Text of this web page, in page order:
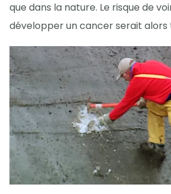
que dans la nature. Le risque de
développer un cancer serait alors